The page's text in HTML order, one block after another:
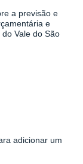
a previsão e
e
Vale do São
adicionar um